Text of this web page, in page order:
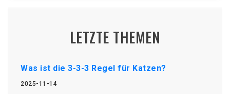
LETZTE THEMEN
Was ist die 3-3-3 Regel für Katzen?
2025-11-14